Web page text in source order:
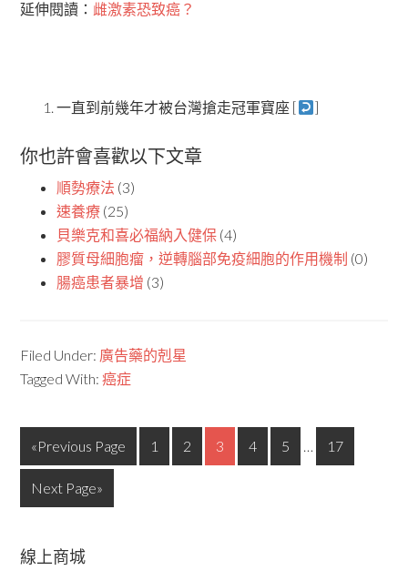
延伸閱讀： 雌激素恐致癌？
一直到前幾年才被台灣搶走冠軍寶座 [ ]
你也許會喜歡以下文章
順勢療法 (3)
速養療 (25)
貝樂克和喜必福納入健保 (4)
膠質母細胞瘤，逆轉腦部免疫細胞的作用機制 (0)
腸癌患者暴增 (3)
Filed Under: 廣告藥的剋星
Tagged With:癌症
«Previous Page 1 2 3 4 5 … 17
Next Page»
線上商城